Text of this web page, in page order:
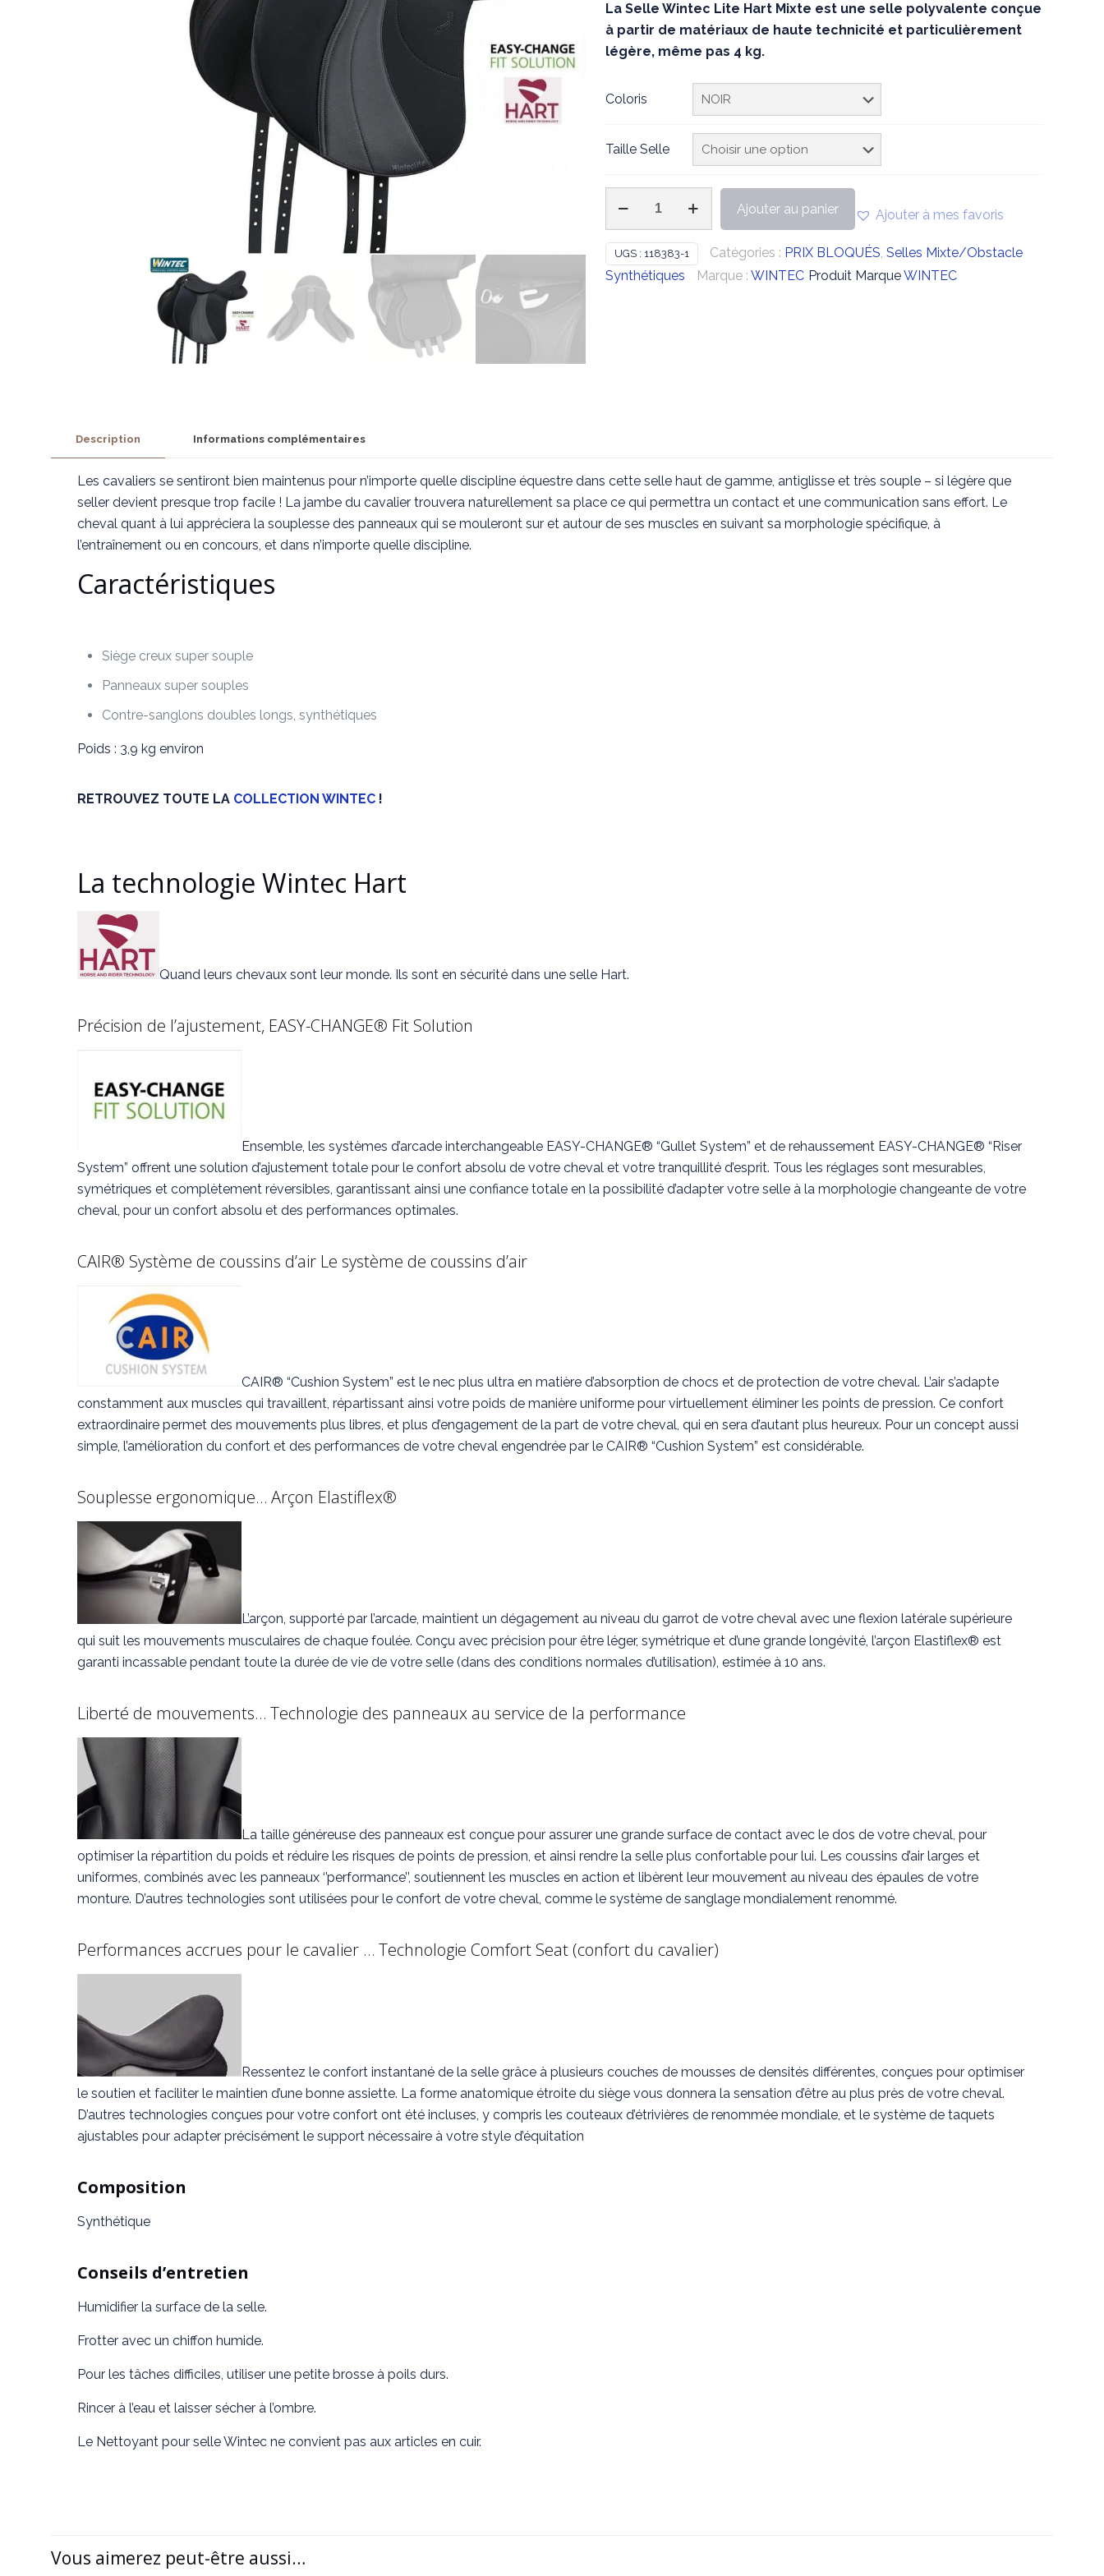
La Selle Wintec Lite Hart Mixte est une selle polyvalente conçue
à partir de matériaux de haute technicité et particulièrement
légère, même pas 4 kg.
Coloris
Taille Selle
WINTEC
-
Selle
Ajouter au panier Ajouter à mes favoris
UGS : 118383-1 Catégories : PRIX BLOQUÉS, Selles Mixte/Obstacle
Synthétiques
Marque : WINTEC Produit MarqueWINTEC
Description Informations complémentaires
Les cavaliers se sentiront bien maintenus pour n’importe quelle discipline équestre dans cette selle haut de gamme, antiglisse et très souple – si légère que
seller devient presque trop facile ! La jambe du cavalier trouvera naturellement sa place ce qui permettra un contact et une communication sans effort. Le
cheval quant à lui appréciera la souplesse des panneaux qui se mouleront sur et autour de ses muscles en suivant sa morphologie spécifique, à
l’entraînement ou en concours, et dans n’importe quelle discipline.
Caractéristiques
Siège creux super souple
Panneaux super souples
Contre-sanglons doubles longs, synthétiques
Poids : 3,9 kg environ
RETROUVEZ TOUTE LA COLLECTION WINTEC!
La technologie Wintec Hart
Quand leurs chevaux sont leur monde. Ils sont en sécurité dans une selle Hart.
Précision de l’ajustement, EASY-CHANGE® Fit Solution
Ensemble, les systèmes d’arcade interchangeable EASY-CHANGE® “Gullet System” et de rehaussement EASY-CHANGE® “Riser
System” offrent une solution d’ajustement totale pour le confort absolu de votre cheval et votre tranquillité d’esprit. Tous les réglages sont mesurables,
symétriques et complètement réversibles, garantissant ainsi une confiance totale en la possibilité d’adapter votre selle à la morphologie changeante de votre
cheval, pour un confort absolu et des performances optimales.
CAIR® Système de coussins d’air Le système de coussins d’air
CAIR® “Cushion System” est le nec plus ultra en matière d’absorption de chocs et de protection de votre cheval. L’air s’adapte
constamment aux muscles qui travaillent, répartissant ainsi votre poids de manière uniforme pour virtuellement éliminer les points de pression. Ce confort
extraordinaire permet des mouvements plus libres, et plus d’engagement de la part de votre cheval, qui en sera d’autant plus heureux. Pour un concept aussi
simple, l’amélioration du confort et des performances de votre cheval engendrée par le CAIR® “Cushion System” est considérable.
Souplesse ergonomique… Arçon Elastiflex®
L’arçon, supporté par l’arcade, maintient un dégagement au niveau du garrot de votre cheval avec une flexion latérale supérieure
qui suit les mouvements musculaires de chaque foulée. Conçu avec précision pour être léger, symétrique et d’une grande longévité, l’arçon Elastiflex® est
garanti incassable pendant toute la durée de vie de votre selle (dans des conditions normales d’utilisation), estimée à 10 ans.
Liberté de mouvements… Technologie des panneaux au service de la performance
La taille généreuse des panneaux est conçue pour assurer une grande surface de contact avec le dos de votre cheval, pour
optimiser la répartition du poids et réduire les risques de points de pression, et ainsi rendre la selle plus confortable pour lui. Les coussins d’air larges et
uniformes, combinés avec les panneaux ‘’performance’’, soutiennent les muscles en action et libèrent leur mouvement au niveau des épaules de votre
monture. D’autres technologies sont utilisées pour le confort de votre cheval, comme le système de sanglage mondialement renommé.
Performances accrues pour le cavalier … Technologie Comfort Seat (confort du cavalier)
Ressentez le confort instantané de la selle grâce à plusieurs couches de mousses de densités différentes, conçues pour optimiser
le soutien et faciliter le maintien d’une bonne assiette. La forme anatomique étroite du siège vous donnera la sensation d’être au plus près de votre cheval.
D’autres technologies conçues pour votre confort ont été incluses, y compris les couteaux d’étrivières de renommée mondiale, et le système de taquets
ajustables pour adapter précisément le support nécessaire à votre style d’équitation
Composition
Synthétique
Conseils d’entretien
Humidifier la surface de la selle.
Frotter avec un chiffon humide.
Pour les tâches difficiles, utiliser une petite brosse à poils durs.
Rincer à l’eau et laisser sécher à l’ombre.
Le Nettoyant pour selle Wintec ne convient pas aux articles en cuir.
Vous aimerez peut-être aussi…